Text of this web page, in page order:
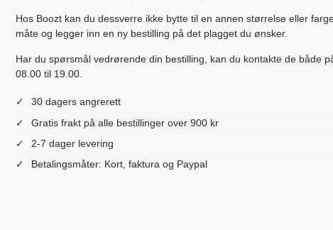
Hos Boozt kan du dessverre ikke bytte til en annen størrelse eller
måte og legger inn en ny bestilling på det plagget du ønsker.
Har du spørsmål vedrørende din bestilling, kan du kontakte de både
08.00 til 19.00.
30 dagers angrerett
Gratis frakt på alle bestillinger over 900 kr
2-7 dager levering
Betalingsmåter: Kort, faktura og Paypal